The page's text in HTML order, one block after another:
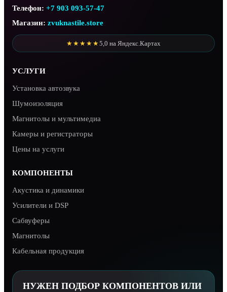
Телефон: +7 903 093-57-47
Магазин: zvuknastile.store
★★★★★5,0 на Яндекс.Картах
УСЛУГИ
Установка автозвука
Шумоизоляция
Магнитолы и мультимедиа
Камеры и регистраторы
Цены на услуги
КОМПОНЕНТЫ
Акустика и динамики
Усилители и DSP
Сабвуферы
Магнитолы
Кабельная продукция
НУЖЕН ПОДБОР КОМПОНЕНТОВ ИЛИ